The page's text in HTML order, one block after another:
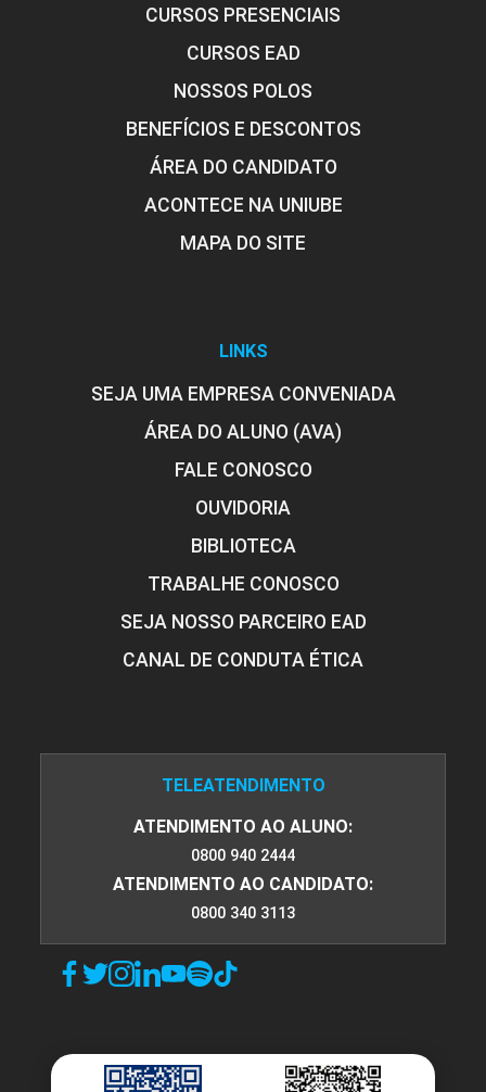
CURSOS PRESENCIAIS
CURSOS EAD
NOSSOS POLOS
BENEFÍCIOS E DESCONTOS
ÁREA DO CANDIDATO
ACONTECE NA UNIUBE
MAPA DO SITE
LINKS
SEJA UMA EMPRESA CONVENIADA
ÁREA DO ALUNO (AVA)
FALE CONOSCO
OUVIDORIA
BIBLIOTECA
TRABALHE CONOSCO
SEJA NOSSO PARCEIRO EAD
CANAL DE CONDUTA ÉTICA
TELEATENDIMENTO
ATENDIMENTO AO ALUNO:
0800 940 2444
ATENDIMENTO AO CANDIDATO:
0800 340 3113